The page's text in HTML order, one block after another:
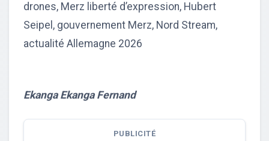
drones, Merz liberté d’expression, Hubert
Seipel, gouvernement Merz, Nord Stream,
actualité Allemagne 2026
Ekanga Ekanga Fernand
PUBLICITÉ